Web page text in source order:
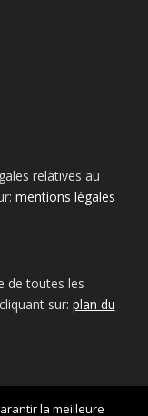
relatives au
mentions légales
de toutes les
sur: plan du
la meilleure